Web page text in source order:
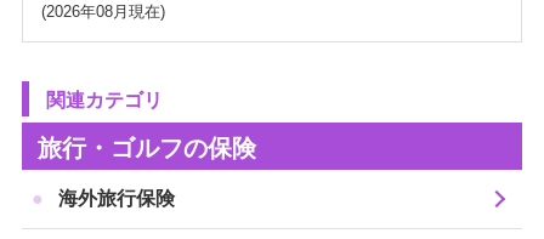
(2026年08月現在)
関連カテゴリ
旅行・ゴルフの保険
海外旅行保険